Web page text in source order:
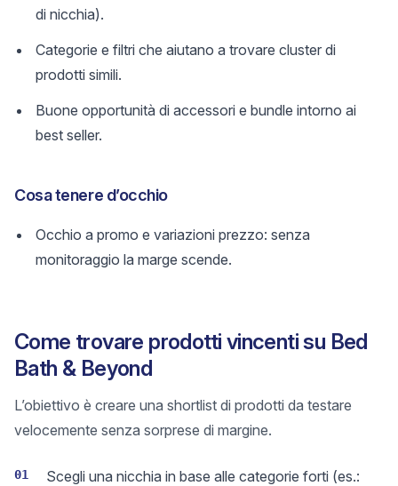
di nicchia).
Categorie e filtri che aiutano a trovare cluster di
prodotti simili.
Buone opportunità di accessori e bundle intorno ai
best seller.
Cosa tenere d’occhio
Occhio a promo e variazioni prezzo: senza
monitoraggio la marge scende.
Come trovare prodotti vincenti su Bed
Bath & Beyond
L’obiettivo è creare una shortlist di prodotti da testare
velocemente senza sorprese di margine.
01
Scegli una nicchia in base alle categorie forti (es.: